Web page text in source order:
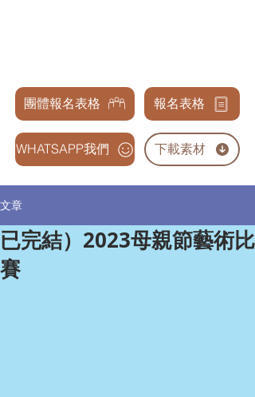
團體報名表格 報名表格
WHATSAPP我們 下載素材
文章
已完結）2023母親節藝術比
賽